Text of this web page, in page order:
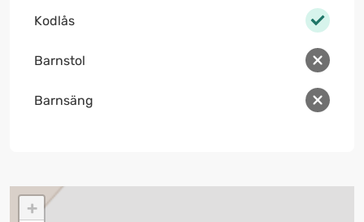
Kodlås
Barnstol
Barnsäng
+